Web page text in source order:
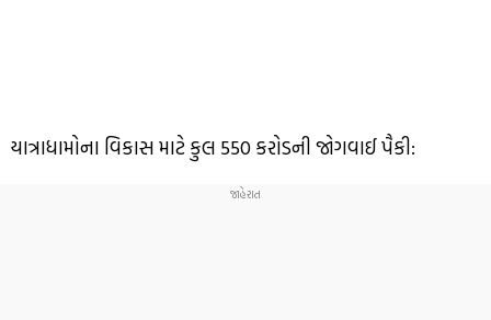
યાત્રાધામોના વિકાસ માટે કુલ ₹550 કરોડની જોગવાઈ પૈકી: